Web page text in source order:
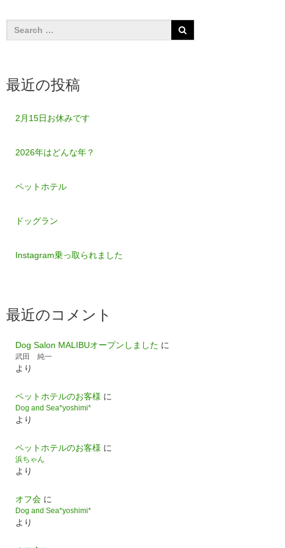
最近の投稿
2月15日お休みです
2026年はどんな年？
ペットホテル
ドッグラン
Instagram乗っ取られました
最近のコメント
Dog Salon MALIBUオープンしました に
武田 純一
より
ペットホテルのお客様 に
Dog and Sea*yoshimi*
より
ペットホテルのお客様 に
浜ちゃん
より
オフ会 に
Dog and Sea*yoshimi*
より